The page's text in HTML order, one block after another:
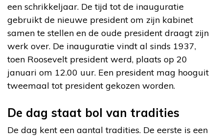
een schrikkeljaar. De tijd tot de inauguratie
gebruikt de nieuwe president om zijn kabinet
samen te stellen en de oude president draagt zijn
werk over. De inauguratie vindt al sinds 1937,
toen Roosevelt president werd, plaats op 20
januari om 12.00 uur. Een president mag hooguit
tweemaal tot president gekozen worden.
De dag staat bol van tradities
De dag kent een aantal tradities. De eerste is een